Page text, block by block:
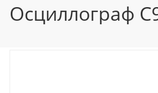
Осциллограф